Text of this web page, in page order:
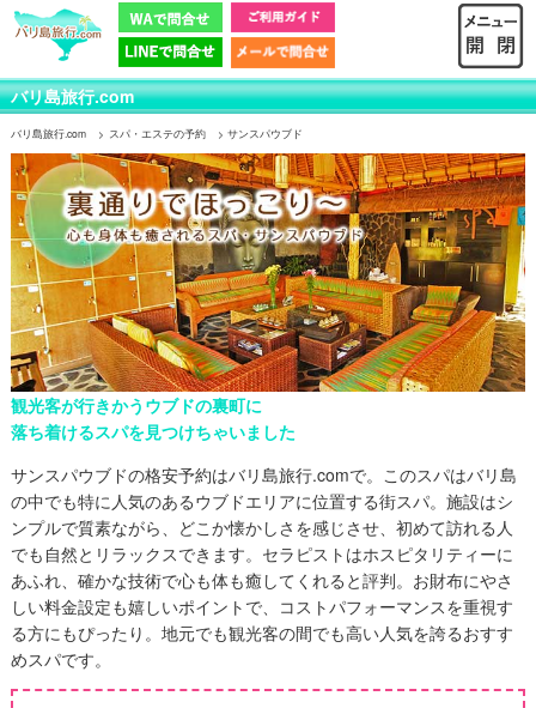
バリ島旅行.com
バリ島旅行.com スパ・エステの予約 サンスパウブド
観光客が行きかうウブドの裏町に
落ち着けるスパを見つけちゃいました
サンスパウブドの格安予約はバリ島旅行.comで。 このスパはバリ島
の中でも特に人気のあるウブドエリアに位置する街スパ。施設はシ
ンプルで質素ながら、どこか懐かしさを感じさせ、初めて訪れる人
でも自然とリラックスできます。 セラピストはホスピタリティーに
あふれ、確かな技術で心も体も癒してくれると評判。お財布にやさ
しい料金設定も嬉しいポイントで、コストパフォーマンスを重視す
る方にもぴったり。地元でも観光客の間でも高い人気を誇るおすす
めスパです。